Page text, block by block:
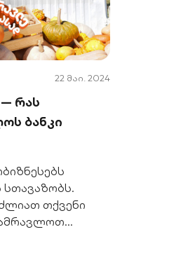
22 მაი. 2024
რას
ბანკი
სთავაზობს.
თქვენი